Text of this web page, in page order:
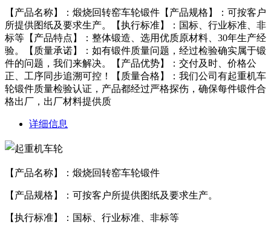
【产品名称】：煅烧回转窑车轮锻件【产品规格】：可按客户
所提供图纸及要求生产。【执行标准】：国标、行业标准、非
标等【产品特点】：整体锻造、选用优质原材料、30年生产经
验。【质量承诺】：如有锻件质量问题，经过检验确实属于锻
件的问题，我们来解决。【产品优势】：交付及时、价格公
正、工序同步追溯可控！【质量合格】：我们公司有起重机车
轮锻件质量检验认证，产品都经过严格探伤，确保每件锻件合
格出厂，出厂材料提供质
详细信息
【产品名称】：煅烧回转窑车轮锻件
【产品规格】：可按客户所提供图纸及要求生产。
【执行标准】：国标、行业标准、非标等